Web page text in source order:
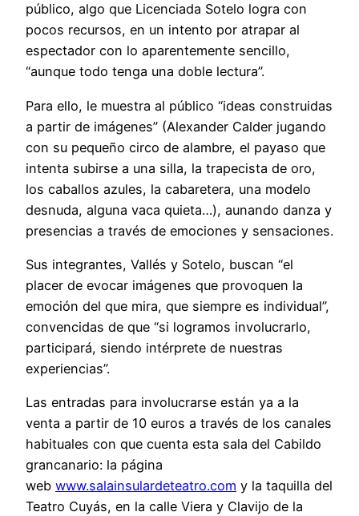
público, algo que Licenciada Sotelo logra con
pocos recursos, en un intento por atrapar al
espectador con lo aparentemente sencillo,
“aunque todo tenga una doble lectura”.
Para ello, le muestra al público “ideas construidas
a partir de imágenes” (Alexander Calder jugando
con su pequeño circo de alambre, el payaso que
intenta subirse a una silla, la trapecista de oro,
los caballos azules, la cabaretera, una modelo
desnuda, alguna vaca quieta…), aunando danza y
presencias a través de emociones y sensaciones.
Sus integrantes, Vallés y Sotelo, buscan “el
placer de evocar imágenes que provoquen la
emoción del que mira, que siempre es individual”,
convencidas de que “si logramos involucrarlo,
participará, siendo intérprete de nuestras
experiencias”.
Las entradas para involucrarse están ya a la
venta a partir de 10 euros a través de los canales
habituales con que cuenta esta sala del Cabildo
grancanario: la página
web www.salainsulardeteatro.com y la taquilla del
Teatro Cuyás, en la calle Viera y Clavijo de la